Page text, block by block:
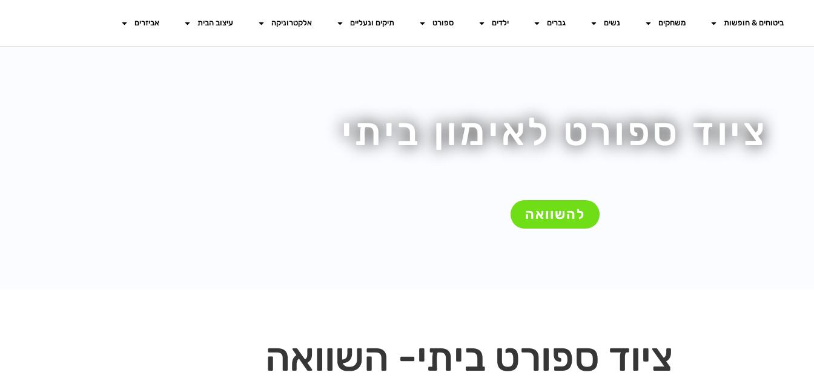
ביטוחים & חופשות משחקים נשים גברים ילדים ספורט תיקים ונעליים אלקטרוניקה עיצוב הבית אביזרים
ציוד ספורט לאימון ביתי
להשוואה
ציוד ספורט ביתי- השוואה